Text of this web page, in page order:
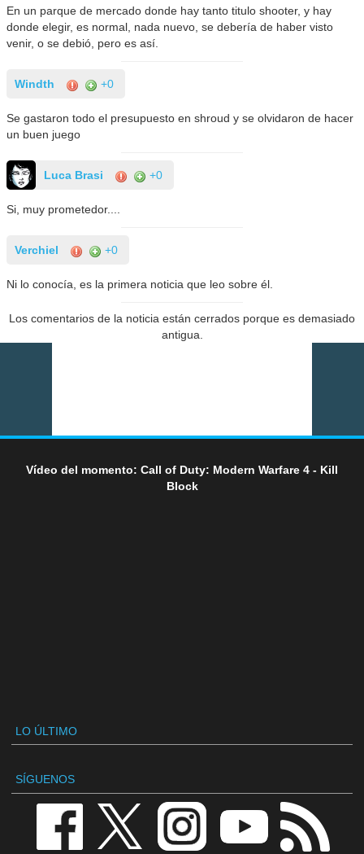
En un parque de mercado donde hay tanto titulo shooter, y hay
donde elegir, es normal, nada nuevo, se debería de haber visto
venir, o se debió, pero es así.
Windth +0
Se gastaron todo el presupuesto en shroud y se olvidaron de hacer
un buen juego
Luca Brasi +0
Si, muy prometedor....
Verchiel +0
Ni lo conocía, es la primera noticia que leo sobre él.
Los comentarios de la noticia están cerrados porque es demasiado
antigua.
Vídeo del momento: Call of Duty: Modern Warfare 4 - Kill
Block
LO ÚLTIMO
SÍGUENOS